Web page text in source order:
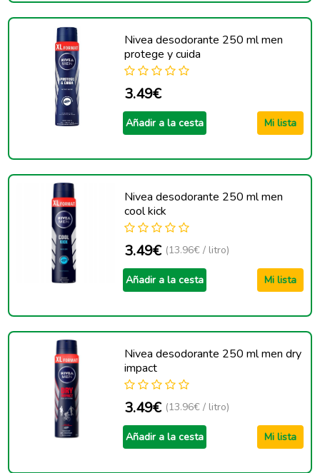
Nivea desodorante 250 ml men
protege y cuida
3.49€
Añadir a la cesta Mi lista
Nivea desodorante 250 ml men
cool kick
3.49€ (13.96€ / litro)
Añadir a la cesta Mi lista
Nivea desodorante 250 ml men dry
impact
3.49€ (13.96€ / litro)
Añadir a la cesta Mi lista